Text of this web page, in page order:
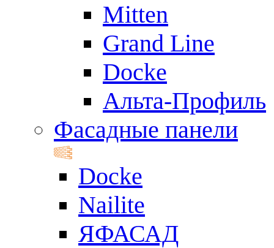
Mitten
Grand Line
Docke
Альта-Профиль
Фасадные панели
Docke
Nailite
ЯФАСАД